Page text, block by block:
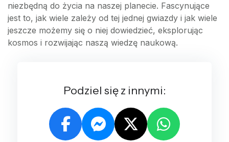
niezbędną do życia na naszej planecie. Fascynujące
jest to, jak wiele zależy od tej jednej gwiazdy i jak wiele
jeszcze możemy się o niej dowiedzieć, eksplorując
kosmos i rozwijając naszą wiedzę naukową.
Podziel się z innymi: